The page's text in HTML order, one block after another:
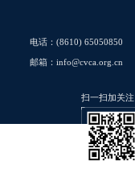
电话：(8610) 65050850
邮箱：info@cvca.org.cn
扫一扫加关注